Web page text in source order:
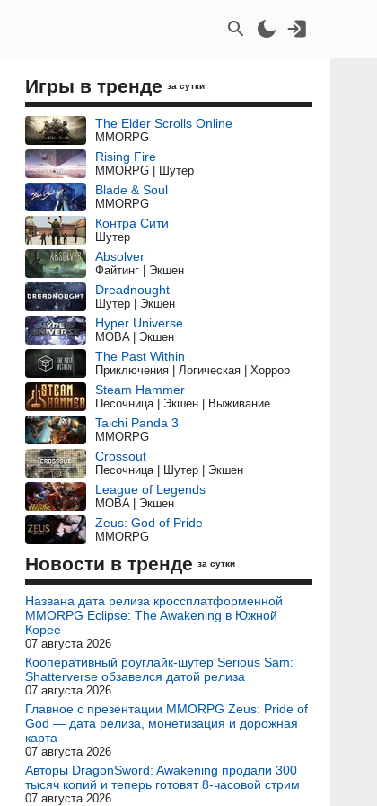
Игры в тренде за сутки
The Elder Scrolls Online
MMORPG
Rising Fire
MMORPG | Шутер
Blade & Soul
MMORPG
Контра Сити
Шутер
Absolver
Файтинг | Экшен
Dreadnought
Шутер | Экшен
Hyper Universe
MOBA | Экшен
The Past Within
Приключения | Логическая | Хоррор
Steam Hammer
Песочница | Экшен | Выживание
Taichi Panda 3
MMORPG
Crossout
Песочница | Шутер | Экшен
League of Legends
MOBA | Экшен
Zeus: God of Pride
MMORPG
Новости в тренде за сутки
Названа дата релиза кроссплатформенной
MMORPG Eclipse: The Awakening в Южной
Корее
07 августа 2026
Кооперативный роуглайк-шутер Serious Sam:
Shatterverse обзавелся датой релиза
07 августа 2026
Главное с презентации MMORPG Zeus: Pride of
God — дата релиза, монетизация и дорожная
карта
07 августа 2026
Авторы DragonSword: Awakening продали 300
тысяч копий и теперь готовят 8-часовой стрим
07 августа 2026